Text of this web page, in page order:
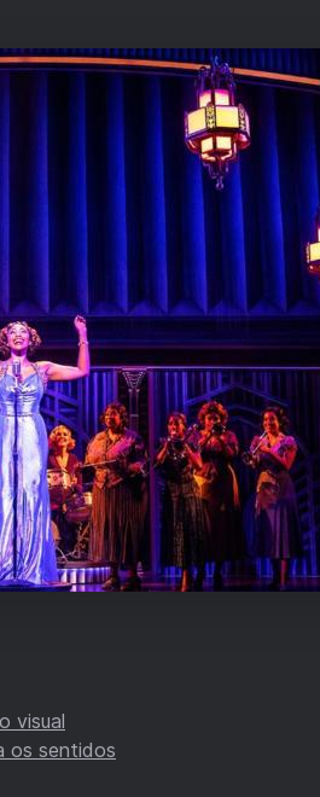
visual
os sentidos